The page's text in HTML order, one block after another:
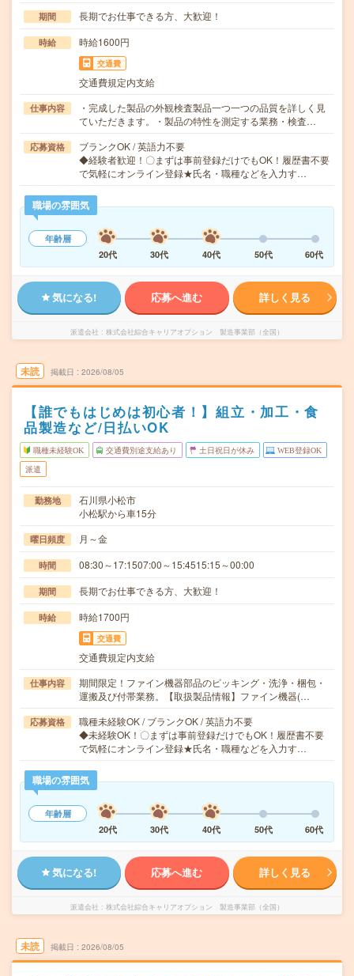
期間 長期でお仕事できる方、大歓迎！
時給 時給1600円
交通費
交通費規定内支給
仕事内容
・完成した製品の外観検査製品一つ一つの品質を詳しく見
ていただきます。・製品の特性を測定する業務・検査…
応募資格
ブランクOK / 英語力不要
◆経験者歓迎！〇まずは事前登録だけでもOK！履歴書不要
で気軽にオンライン登録★氏名・職種などを入力す…
職場の雰囲気
年齢層
20代
30代 40代 50代 60代
気になる! 応募へ進む 詳しく見る
派遣会社 株式会社綜合キャリアオプション 製造事業部（全国）
未読 掲載日 2026/08/05
【誰でもはじめは初心者！】組立・加工・食
品製造など/日払いOK
職種未経験OK 交通費別途支給あり 土日祝日が休み WEB登録OK
派遣
勤務地
石川県小松市
小松駅から車15分
曜日頻度 月～金
時間 08:30～17:1507:00～15:4515:15～00:00
期間 長期でお仕事できる方、大歓迎！
時給 時給1700円
交通費
交通費規定内支給
仕事内容
期間限定！ファイン機器部品のピッキング・洗浄・梱包・
運搬及び付帯業務。【取扱製品情報】ファイン機器(…
応募資格
職種未経験OK / ブランクOK / 英語力不要
◆未経験OK！〇まずは事前登録だけでもOK！履歴書不要
で気軽にオンライン登録★氏名・職種などを入力す…
職場の雰囲気
年齢層
20代
30代 40代 50代 60代
気になる! 応募へ進む 詳しく見る
派遣会社 株式会社綜合キャリアオプション 製造事業部（全国）
未読 掲載日 2026/08/05